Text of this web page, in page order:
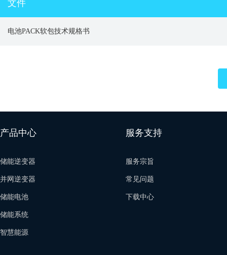
文件
电池PACK软包技术规格书
产品中心
储能逆变器
并网逆变器
储能电池
储能系统
智慧能源
服务支持
服务宗旨
常见问题
下载中心